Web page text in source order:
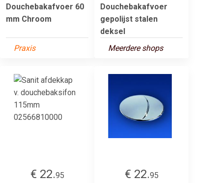
Douchebakafvoer 60
mm Chroom
Praxis
Douchebakafvoer
gepolijst stalen
deksel
Meerdere shops
€ 22.95
€ 22.95